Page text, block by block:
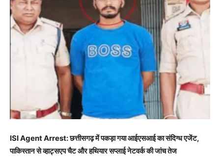
ISI Agent Arrest: छत्तीसगढ़ में पकड़ा गया आईएसआई का संदिग्ध एजेंट,
पाकिस्तान से व्हाट्सएप चैट और हथियार सप्लाई नेटवर्क की जांच तेज